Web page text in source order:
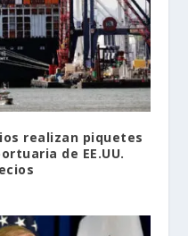
realizan piquetes
de EE.UU.